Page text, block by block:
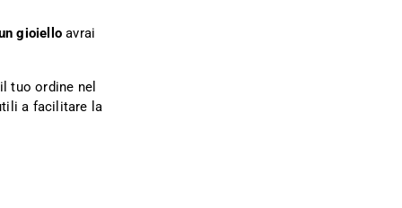
gioiello avrai
tuo ordine nel
a facilitare la